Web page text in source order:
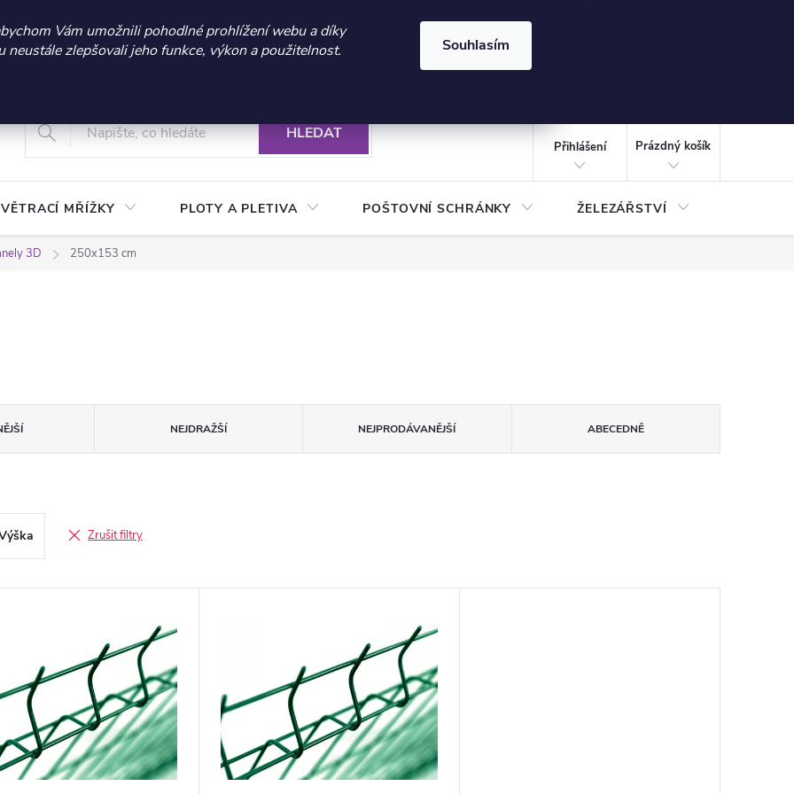
sleva 300 Kč při nákupu nad 3.000 Kč | Platnost do 21.9.2026 ⏰ | Kód: LÉTO2026
Vám umožnili pohodlné prohlížení webu a díky
neustále zlepšovali jeho funkce, výkon a použitelnost.
Souhlasím
+420 604 269 200
Vrácení a reklamace zboží Podmínky ochrany osobních údajů
HLEDAT
Přihlášení
KOŠÍK
Prázdný košík
VĚTRACÍ MŘÍŽKY PLOTY A PLETIVA POŠTOVNÍ SCHRÁNKY ŽELEZÁŘSTVÍ
3D 250x153 cm
NEJDRAŽŠÍ NEJPRODÁVANĚJŠÍ ABECEDNĚ
Zrušit filtry